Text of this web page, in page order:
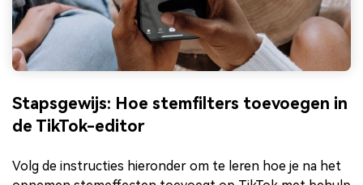
Stapsgewijs: Hoe stemfilters toevoegen in
de TikTok-editor
Volg de instructies hieronder om te leren hoe je na het